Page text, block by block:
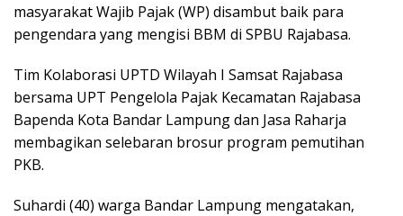
masyarakat Wajib Pajak (WP) disambut baik para
pengendara yang mengisi BBM di SPBU Rajabasa.
Tim Kolaborasi UPTD Wilayah I Samsat Rajabasa
bersama UPT Pengelola Pajak Kecamatan Rajabasa
Bapenda Kota Bandar Lampung dan Jasa Raharja
membagikan selebaran brosur program pemutihan
PKB.
Suhardi (40) warga Bandar Lampung mengatakan,